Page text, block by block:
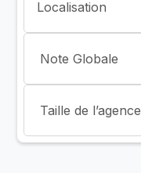
Note Globale
Taille de l’agence